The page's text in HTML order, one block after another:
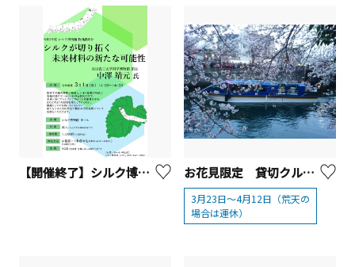
【開催終了】シルク博物館 3/1 特別講演「シルクが切り拓く未来材料の新たな可能性」を開催！ お花見限定 貸切クルーズ
3月23日～4月12日（荒天の
場合は運休）